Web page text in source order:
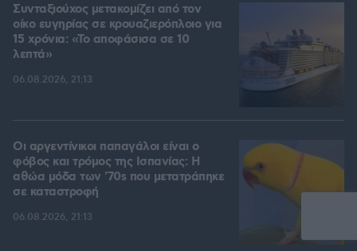
Συνταξιούχος μετακομίζει από τον
οίκο ευγηρίας σε κρουαζιερόπλοιο για
15 χρόνια: «Το αποφάσισα σε 10
λεπτά»
06.08.2026, 21:13
Οι αργεντίνικοι παπαγάλοι είναι ο
φόβος και τρόμος της Ισπανίας: Η
αθώα μόδα των '70s που μετατράπηκε
σε καταστροφή
06.08.2026, 21:13